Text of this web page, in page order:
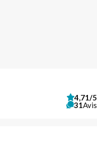
4,71/5
31Avis